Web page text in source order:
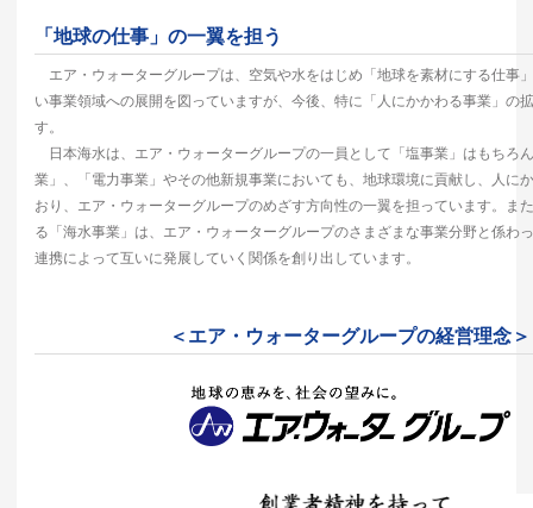
「地球の仕事」の一翼を担う
エア・ウォーターグループは、空気や水をはじめ「地球を素材にする仕事
い事業領域への展開を図っていますが、今後、特に「人にかかわる事業」の
す。
日本海水は、エア・ウォーターグループの一員として「塩事業」はもちろ
業」、「電力事業」やその他新規事業においても、地球環境に貢献し、人に
おり、エア・ウォーターグループのめざす方向性の一翼を担っています。ま
る「海水事業」は、エア・ウォーターグループのさまざまな事業分野と係わ
連携によって互いに発展していく関係を創り出しています。
＜エア・ウォーターグループの経営理念＞